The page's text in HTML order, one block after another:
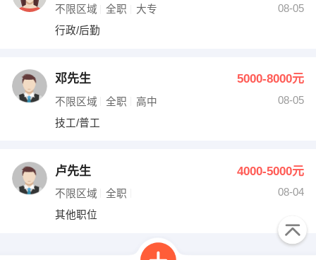
不限区域 全职 大专
08-05
行政/后勤
邓先生 5000-8000元
不限区域 全职 高中
08-05
技工/普工
卢先生 4000-5000元
不限区域 全职
08-04
其他职位